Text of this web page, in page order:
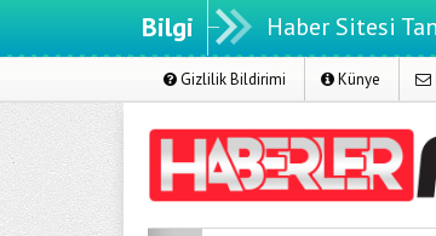
Bilgi Haber Sitesi
Gizlilik Bildirimi Künye